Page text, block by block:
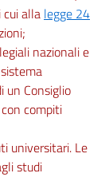
alla legge 24
nazionali e
un Consiglio
compiti
universitari. Le
studi